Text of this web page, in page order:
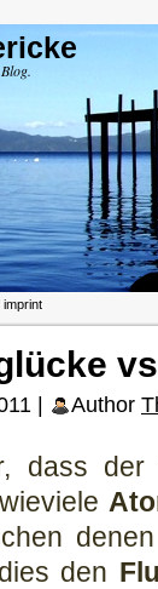
imprint
| Author
dass der
den